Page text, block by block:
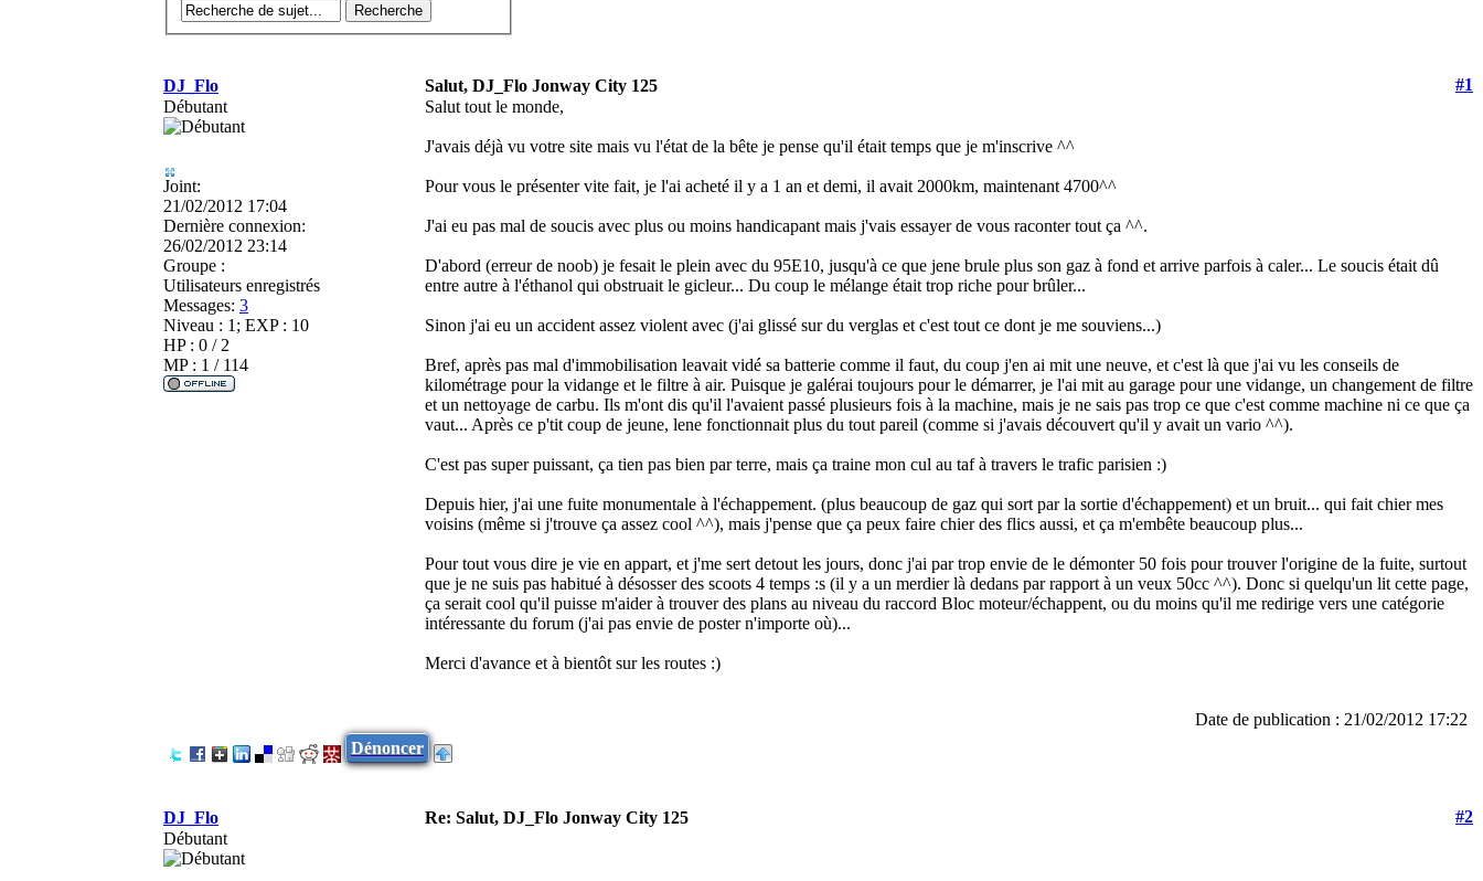
DJ_Flo Salut, DJ_Flo Jonway City 125
#1
Débutant
Joint:
21/02/2012 17:04
Dernière connexion:
26/02/2012 23:14
Groupe :
Utilisateurs enregistrés
Messages: 3
Niveau : 1; EXP : 10
HP : 0 / 2
MP : 1 / 114
Salut tout le monde,
J'avais déjà vu votre site mais vu l'état de la bête je pense qu'il était temps que je m'inscrive ^^
Pour vous le présenter vite fait, je l'ai acheté il y a 1 an et demi, il avait 2000km, maintenant 4700^^
J'ai eu pas mal de soucis avec plus ou moins handicapant mais j'vais essayer de vous raconter tout ça ^^.
D'abord (erreur de noob) je fesait le plein avec du 95E10, jusqu'à ce que jene brule plus son gaz à fond et arrive parfois à caler... Le soucis était dû
entre autre à l'éthanol qui obstruait le gicleur... Du coup le mélange était trop riche pour brûler...
Sinon j'ai eu un accident assez violent avec (j'ai glissé sur du verglas et c'est tout ce dont je me souviens...)
Bref, après pas mal d'immobilisation leavait vidé sa batterie comme il faut, du coup j'en ai mit une neuve, et c'est là que j'ai vu les conseils de
kilométrage pour la vidange et le filtre à air. Puisque je galérai toujours pour le démarrer, je l'ai mit au garage pour une vidange, un changement de filtre
et un nettoyage de carbu. Ils m'ont dis qu'il l'avaient passé plusieurs fois à la machine, mais je ne sais pas trop ce que c'est comme machine ni ce que ça
vaut... Après ce p'tit coup de jeune, lene fonctionnait plus du tout pareil (comme si j'avais découvert qu'il y avait un vario ^^).
C'est pas super puissant, ça tien pas bien par terre, mais ça traine mon cul au taf à travers le trafic parisien :)
Depuis hier, j'ai une fuite monumentale à l'échappement. (plus beaucoup de gaz qui sort par la sortie d'échappement) et un bruit... qui fait chier mes
voisins (même si j'trouve ça assez cool ^^), mais j'pense que ça peux faire chier des flics aussi, et ça m'embête beaucoup plus...
Pour tout vous dire je vie en appart, et j'me sert detout les jours, donc j'ai par trop envie de le démonter 50 fois pour trouver l'origine de la fuite, surtout
que je ne suis pas habitué à désosser des scoots 4 temps :s (il y a un merdier là dedans par rapport à un veux 50cc ^^). Donc si quelqu'un lit cette page,
ça serait cool qu'il puisse m'aider à trouver des plans au niveau du raccord Bloc moteur/échappent, ou du moins qu'il me redirige vers une catégorie
intéressante du forum (j'ai pas envie de poster n'importe où)...
Merci d'avance et à bientôt sur les routes :)
Date de publication : 21/02/2012 17:22
Dénoncer
DJ_Flo Re: Salut, DJ_Flo Jonway City 125
#2
Débutant